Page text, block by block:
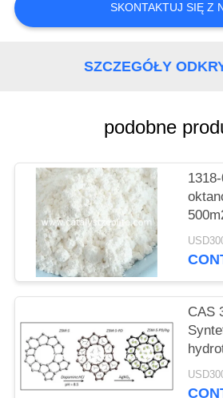
AKTUALNOŚCI
PRIVACY
POLICY
SKONTAKTUJ SIĘ Z
SZCZEGÓŁY
podobne
CAS